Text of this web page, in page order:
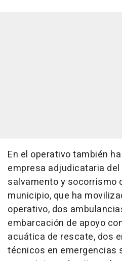
En el operativo también
empresa adjudicataria
salvamento y socorrismo
municipio, que ha
operativo, dos
embarcación de apoyo
acuática de rescate, dos
técnicos en emergencias